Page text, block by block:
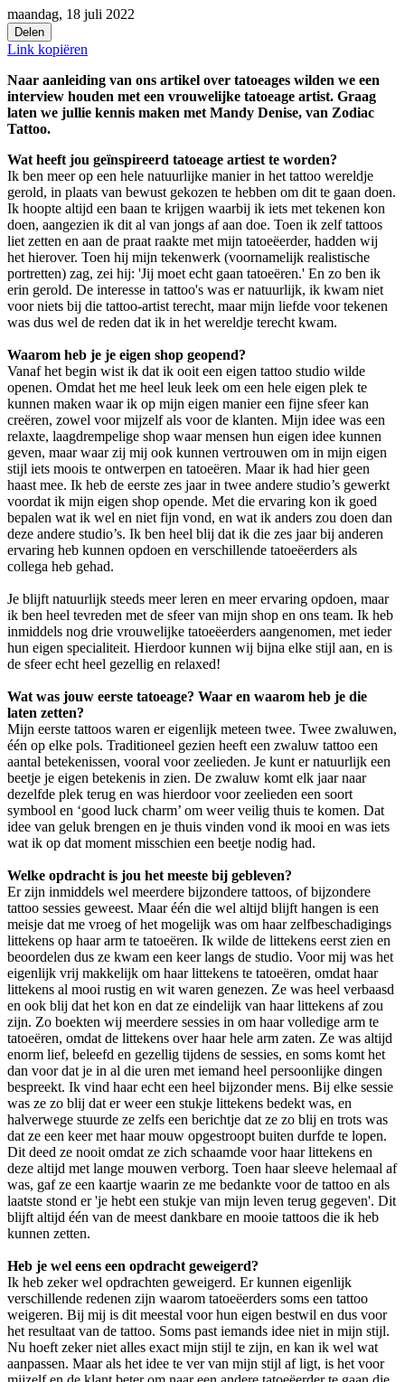
maandag, 18 juli 2022
Delen
Link kopiëren
Naar aanleiding van ons artikel over tatoeages wilden we een
interview houden met een vrouwelijke tatoeage artist. Graag
laten we jullie kennis maken met Mandy Denise, van Zodiac
Tattoo.
Wat heeft jou geïnspireerd tatoeage artiest te worden?
Ik ben meer op een hele natuurlijke manier in het tattoo wereldje
gerold, in plaats van bewust gekozen te hebben om dit te gaan doen.
Ik hoopte altijd een baan te krijgen waarbij ik iets met tekenen kon
doen, aangezien ik dit al van jongs af aan doe. Toen ik zelf tattoos
liet zetten en aan de praat raakte met mijn tatoeëerder, hadden wij
het hierover. Toen hij mijn tekenwerk (voornamelijk realistische
portretten) zag, zei hij: 'Jij moet echt gaan tatoeëren.' En zo ben ik
erin gerold. De interesse in tattoo's was er natuurlijk, ik kwam niet
voor niets bij die tattoo-artist terecht, maar mijn liefde voor tekenen
was dus wel de reden dat ik in het wereldje terecht kwam.
Waarom heb je je eigen shop geopend?
Vanaf het begin wist ik dat ik ooit een eigen tattoo studio wilde
openen. Omdat het me heel leuk leek om een hele eigen plek te
kunnen maken waar ik op mijn eigen manier een fijne sfeer kan
creëren, zowel voor mijzelf als voor de klanten. Mijn idee was een
relaxte, laagdrempelige shop waar mensen hun eigen idee kunnen
geven, maar waar zij mij ook kunnen vertrouwen om in mijn eigen
stijl iets moois te ontwerpen en tatoeëren. Maar ik had hier geen
haast mee. Ik heb de eerste zes jaar in twee andere studio’s gewerkt
voordat ik mijn eigen shop opende. Met die ervaring kon ik goed
bepalen wat ik wel en niet fijn vond, en wat ik anders zou doen dan
deze andere studio’s. Ik ben heel blij dat ik die zes jaar bij anderen
ervaring heb kunnen opdoen en verschillende tatoeëerders als
collega heb gehad.
Je blijft natuurlijk steeds meer leren en meer ervaring opdoen, maar
ik ben heel tevreden met de sfeer van mijn shop en ons team. Ik heb
inmiddels nog drie vrouwelijke tatoeëerders aangenomen, met ieder
hun eigen specialiteit. Hierdoor kunnen wij bijna elke stijl aan, en is
de sfeer echt heel gezellig en relaxed!
Wat was jouw eerste tatoeage? Waar en waarom heb je die
laten zetten?
Mijn eerste tattoos waren er eigenlijk meteen twee. Twee zwaluwen,
één op elke pols. Traditioneel gezien heeft een zwaluw tattoo een
aantal betekenissen, vooral voor zeelieden. Je kunt er natuurlijk een
beetje je eigen betekenis in zien. De zwaluw komt elk jaar naar
dezelfde plek terug en was hierdoor voor zeelieden een soort
symbool en ‘good luck charm’ om weer veilig thuis te komen. Dat
idee van geluk brengen en je thuis vinden vond ik mooi en was iets
wat ik op dat moment misschien een beetje nodig had.
Welke opdracht is jou het meeste bij gebleven?
Er zijn inmiddels wel meerdere bijzondere tattoos, of bijzondere
tattoo sessies geweest. Maar één die wel altijd blijft hangen is een
meisje dat me vroeg of het mogelijk was om haar zelfbeschadigings
littekens op haar arm te tatoeëren. Ik wilde de littekens eerst zien en
beoordelen dus ze kwam een keer langs de studio. Voor mij was het
eigenlijk vrij makkelijk om haar littekens te tatoeëren, omdat haar
littekens al mooi rustig en wit waren genezen. Ze was heel verbaasd
en ook blij dat het kon en dat ze eindelijk van haar littekens af zou
zijn. Zo boekten wij meerdere sessies in om haar volledige arm te
tatoeëren, omdat de littekens over haar hele arm zaten. Ze was altijd
enorm lief, beleefd en gezellig tijdens de sessies, en soms komt het
dan voor dat je in al die uren met iemand heel persoonlijke dingen
bespreekt. Ik vind haar echt een heel bijzonder mens. Bij elke sessie
was ze zo blij dat er weer een stukje littekens bedekt was, en
halverwege stuurde ze zelfs een berichtje dat ze zo blij en trots was
dat ze een keer met haar mouw opgestroopt buiten durfde te lopen.
Dit deed ze nooit omdat ze zich schaamde voor haar littekens en
deze altijd met lange mouwen verborg. Toen haar sleeve helemaal af
was, gaf ze een kaartje waarin ze me bedankte voor de tattoo en als
laatste stond er 'je hebt een stukje van mijn leven terug gegeven'. Dit
blijft altijd één van de meest dankbare en mooie tattoos die ik heb
kunnen zetten.
Heb je wel eens een opdracht geweigerd?
Ik heb zeker wel opdrachten geweigerd. Er kunnen eigenlijk
verschillende redenen zijn waarom tatoeëerders soms een tattoo
weigeren. Bij mij is dit meestal voor hun eigen bestwil en dus voor
het resultaat van de tattoo. Soms past iemands idee niet in mijn stijl.
Nu hoeft zeker niet alles exact mijn stijl te zijn, en kan ik wel wat
aanpassen. Maar als het idee te ver van mijn stijl af ligt, is het voor